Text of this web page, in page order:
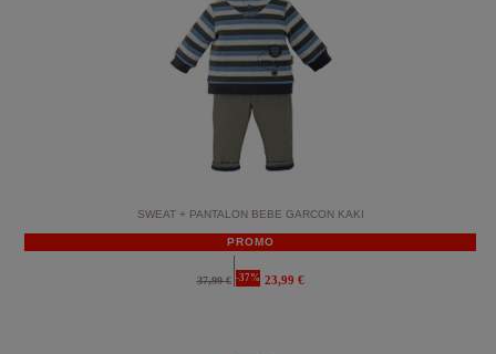
SWEAT + PANTALON BEBE GARCON KAKI
PROMO
37,99 € -37% 23,99 €